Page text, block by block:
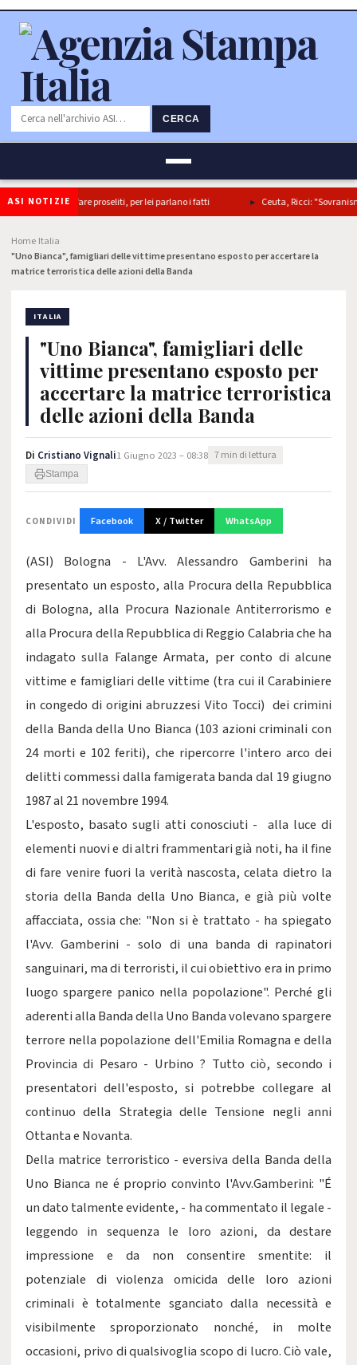
CERCA
ASI NOTIZIEa fare proseliti, per lei parlano i fatti Ceuta, Ricci: "Sovranismo
Home Italia
"Uno Bianca", famigliari delle vittime presentano esposto per accertare la
matrice terroristica delle azioni della Banda
ITALIA
"Uno Bianca", famigliari delle
vittime presentano esposto per
accertare la matrice terroristica
delle azioni della Banda
Di Cristiano Vignali1 Giugno 2023 – 08:38 7 min di lettura
Stampa
CONDIVIDI Facebook X / Twitter WhatsApp
(ASI) Bologna - L'Avv. Alessandro Gamberini ha
presentato un esposto, alla Procura della Repubblica
di Bologna, alla Procura Nazionale Antiterrorismo e
alla Procura della Repubblica di Reggio Calabria che ha
indagato sulla Falange Armata, per conto di alcune
vittime e famigliari delle vittime (tra cui il Carabiniere
in congedo di origini abruzzesi Vito Tocci) dei crimini
della Banda della Uno Bianca (103 azioni criminali con
24 morti e 102 feriti), che ripercorre l'intero arco dei
delitti commessi dalla famigerata banda dal 19 giugno
1987 al 21 novembre 1994.
L'esposto, basato sugli atti conosciuti - alla luce di
elementi nuovi e di altri frammentari già noti, ha il fine
di fare venire fuori la verità nascosta, celata dietro la
storia della Banda della Uno Bianca, e già più volte
affacciata, ossia che: "Non si è trattato - ha spiegato
l'Avv. Gamberini - solo di una banda di rapinatori
sanguinari, ma di terroristi, il cui obiettivo era in primo
luogo spargere panico nella popolazione". Perché gli
aderenti alla Banda della Uno Banda volevano spargere
terrore nella popolazione dell'Emilia Romagna e della
Provincia di Pesaro - Urbino ? Tutto ciò, secondo i
presentatori dell'esposto, si potrebbe collegare al
continuo della Strategia delle Tensione negli anni
Ottanta e Novanta.
Della matrice terroristico - eversiva della Banda della
Uno Bianca ne é proprio convinto l'Avv.Gamberini: "É
un dato talmente evidente, - ha commentato il legale -
leggendo in sequenza le loro azioni, da destare
impressione e da non consentire smentite: il
potenziale di violenza omicida delle loro azioni
criminali è totalmente sganciato dalla necessità e
visibilmente sproporzionato nonché, in molte
occasioni, privo di qualsivoglia scopo di lucro. Ciò vale,